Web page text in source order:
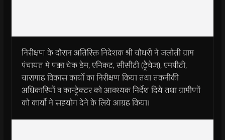
निरीक्षण के दौरान अतिरिक्त निदेशक श्री चौधरी ने जलोती ग्राम
पंचायत मे पक्का चेक डेम, एनिकट, सीसीटी (ट्रेेचेज), एमपीटी,
चारागाह विकास कार्यो का निरीक्षण किया तथा तकनीकी
अधिकारियों व कान्ट्रेक्टर को आवश्यक निर्देश दिये तथा ग्रामीणों
को कार्यो मे सहयोग देने के लिये आग्रह किया।